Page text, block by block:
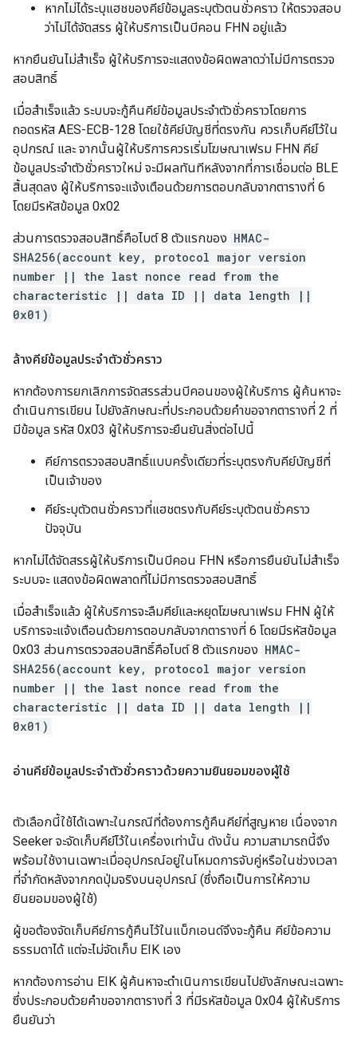
หากไม่ได้ระบุแฮชของคีย์ข้อมูลระบุตัวตนชั่วคราว ให้ตรวจสอบ
ว่าไม่ได้จัดสรร ผู้ให้บริการเป็นบีคอน FHN อยู่แล้ว
หากยืนยันไม่สำเร็จ ผู้ให้บริการจะแสดงข้อผิดพลาดว่าไม่มีการตรวจ
สอบสิทธิ์
เมื่อสำเร็จแล้ว ระบบจะกู้คืนคีย์ข้อมูลประจำตัวชั่วคราวโดยการ
ถอดรหัส AES-ECB-128 โดยใช้คีย์บัญชีที่ตรงกัน ควรเก็บคีย์ไว้ใน
อุปกรณ์ และ จากนั้นผู้ให้บริการควรเริ่มโฆษณาเฟรม FHN คีย์
ข้อมูลประจำตัวชั่วคราวใหม่ จะมีผลทันทีหลังจากที่การเชื่อมต่อ BLE
สิ้นสุดลง ผู้ให้บริการจะแจ้งเตือนด้วยการตอบกลับจากตารางที่ 6
โดยมีรหัสข้อมูล 0x02
ส่วนการตรวจสอบสิทธิ์คือไบต์ 8 ตัวแรกของ HMAC-
SHA256(account key, protocol major version
number || the last nonce read from the
characteristic || data ID || data length ||
0x01)
ล้างคีย์ข้อมูลประจำตัวชั่วคราว
หากต้องการยกเลิกการจัดสรรส่วนบีคอนของผู้ให้บริการ ผู้ค้นหาจะ
ดำเนินการเขียน ไปยังลักษณะที่ประกอบด้วยคำขอจากตารางที่ 2 ที่
มีข้อมูล รหัส 0x03 ผู้ให้บริการจะยืนยันสิ่งต่อไปนี้
คีย์การตรวจสอบสิทธิ์แบบครั้งเดียวที่ระบุตรงกับคีย์บัญชีที่
เป็นเจ้าของ
คีย์ระบุตัวตนชั่วคราวที่แฮชตรงกับคีย์ระบุตัวตนชั่วคราว
ปัจจุบัน
หากไม่ได้จัดสรรผู้ให้บริการเป็นบีคอน FHN หรือการยืนยันไม่สำเร็จ
ระบบจะ แสดงข้อผิดพลาดที่ไม่มีการตรวจสอบสิทธิ์
เมื่อสำเร็จแล้ว ผู้ให้บริการจะลืมคีย์และหยุดโฆษณาเฟรม FHN ผู้ให้
บริการจะแจ้งเตือนด้วยการตอบกลับจากตารางที่ 6 โดยมีรหัสข้อมูล
0x03 ส่วนการตรวจสอบสิทธิ์คือไบต์ 8 ตัวแรกของ HMAC-
SHA256(account key, protocol major version
number || the last nonce read from the
characteristic || data ID || data length ||
0x01)
อ่านคีย์ข้อมูลประจำตัวชั่วคราวด้วยความยินยอมของผู้ใช้
ตัวเลือกนี้ใช้ได้เฉพาะในกรณีที่ต้องการกู้คืนคีย์ที่สูญหาย เนื่องจาก
Seeker จะจัดเก็บคีย์ไว้ในเครื่องเท่านั้น ดังนั้น ความสามารถนี้จึง
พร้อมใช้งานเฉพาะเมื่ออุปกรณ์อยู่ในโหมดการจับคู่หรือในช่วงเวลา
ที่จำกัดหลังจากกดปุ่มจริงบนอุปกรณ์ (ซึ่งถือเป็นการให้ความ
ยินยอมของผู้ใช้)
ผู้ขอต้องจัดเก็บคีย์การกู้คืนไว้ในแบ็กเอนด์จึงจะกู้คืน คีย์ข้อความ
ธรรมดาได้ แต่จะไม่จัดเก็บ EIK เอง
หากต้องการอ่าน EIK ผู้ค้นหาจะดำเนินการเขียนไปยังลักษณะเฉพาะ
ซึ่งประกอบด้วยคำขอจากตารางที่ 3 ที่มีรหัสข้อมูล 0x04 ผู้ให้บริการ
ยืนยันว่า